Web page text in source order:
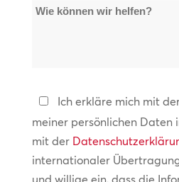
Standorte
Wie
Datenschutzerklärung
*
Ich erkläre mich mit
meiner persönlichen Daten
mit der
internationaler
und willige ein, dass die